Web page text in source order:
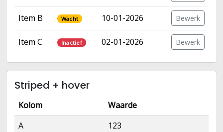
Item B Wacht 10-01-2026 Bewerk
Item C Inactief 02-01-2026 Bewerk
Striped + hover
Kolom
Waarde
A
123